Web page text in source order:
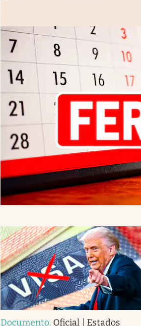
Documento. Oficial | Estados